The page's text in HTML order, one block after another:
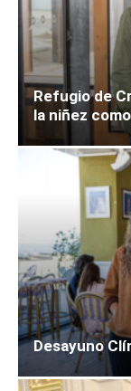
Refugio de
la niñez
Desayuno